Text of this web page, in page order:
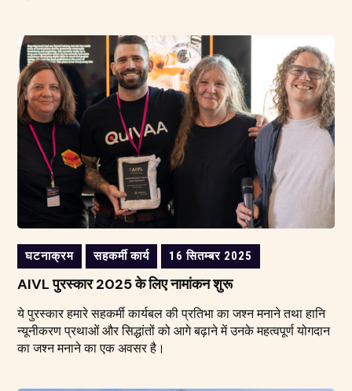
घटनाक्रम सहकर्मी कार्य 16 सितम्बर 2025
AIVL पुरस्कार 2025 के लिए नामांकन शुरू
ये पुरस्कार हमारे सहकर्मी कार्यबल की प्रतिभा का जश्न मनाने तथा हानि
न्यूनीकरण प्रथाओं और सिद्धांतों को आगे बढ़ाने में उनके महत्वपूर्ण योगदान
का जश्न मनाने का एक अवसर है।